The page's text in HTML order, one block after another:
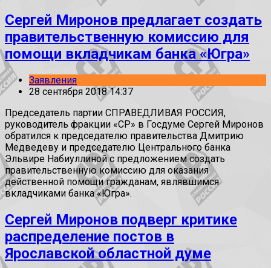
Сергей Миронов предлагает создать
правительственную комиссию для
помощи вкладчикам банка «Югра»
Заявления
28 сентября 2018 14:37
Председатель партии СПРАВЕДЛИВАЯ РОССИЯ,
руководитель фракции «СР» в Госдуме Сергей Миронов
обратился к председателю правительства Дмитрию
Медведеву и председателю Центрального банка
Эльвире Набиуллиной с предложением создать
правительственную комиссию для оказания
действенной помощи гражданам, являвшимся
вкладчиками банка «Югра».
Сергей Миронов подверг критике
распределение постов в
Ярославской областной думе